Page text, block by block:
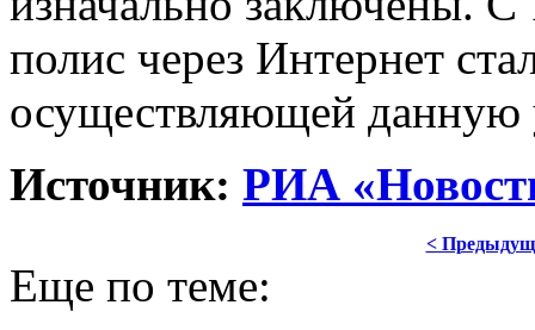
полис через Интернет
осуществляющей данную
Источник: РИА
<
Еще по теме: